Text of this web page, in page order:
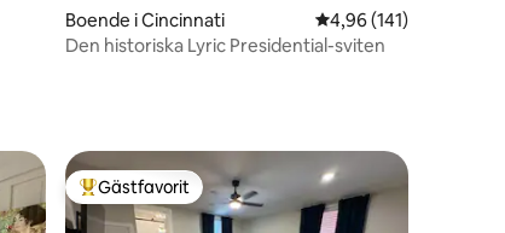
Boende i Cincinnati 4,96 av 5 i
4,96 (141)
Den historiska Lyric Presidential-sviten
Populär gästfavorit
Gästfavorit